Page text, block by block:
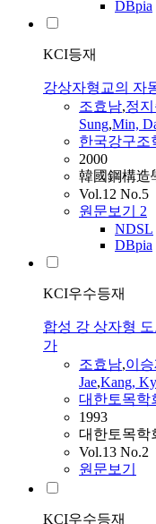
DBpia
KCI등재
강상자형교의 자
조효남,정
Sung,Min,
한국강구조
2000
韓國鋼構造
Vol.12 No.5
원문보기 2
NDSL
DBpia
KCI우수등재
합성 강 상자형
가
조효남,이승
Jae,Kang,
대한토목학
1993
대한토목학
Vol.13 No.2
원문보기
KCI우수등재